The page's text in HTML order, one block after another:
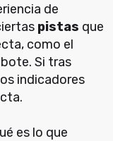
de
pistas que
como el
Si tras
indicadores
es lo que